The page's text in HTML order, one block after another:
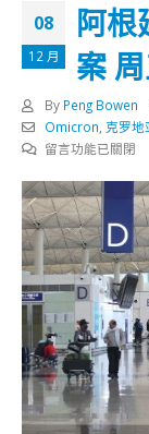
08
12 月
阿
案
By Peng Bowen
Omicron 克罗地
在
根
廷
等
4
国
现
Omicron
个
案
周
五
起
留言功能已關閉